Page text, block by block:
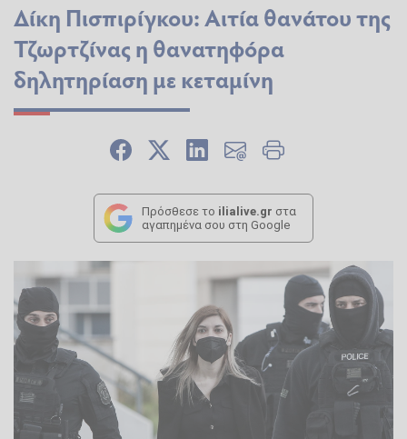
Δίκη Πισπιρίγκου: Αιτία θανάτου της
Τζωρτζίνας η θανατηφόρα
δηλητηρίαση με κεταμίνη
Πρόσθεσε το ilialive.gr στα
αγαπημένα σου στη Google